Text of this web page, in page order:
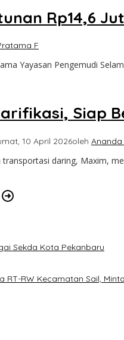
Rp14,6
F
Yayasan Pengemudi
Siap
10 April 2026oleh
transportasi daring, Maxim,
Sekda Kota Pekanbaru
RT-RW Kecamatan Sail,